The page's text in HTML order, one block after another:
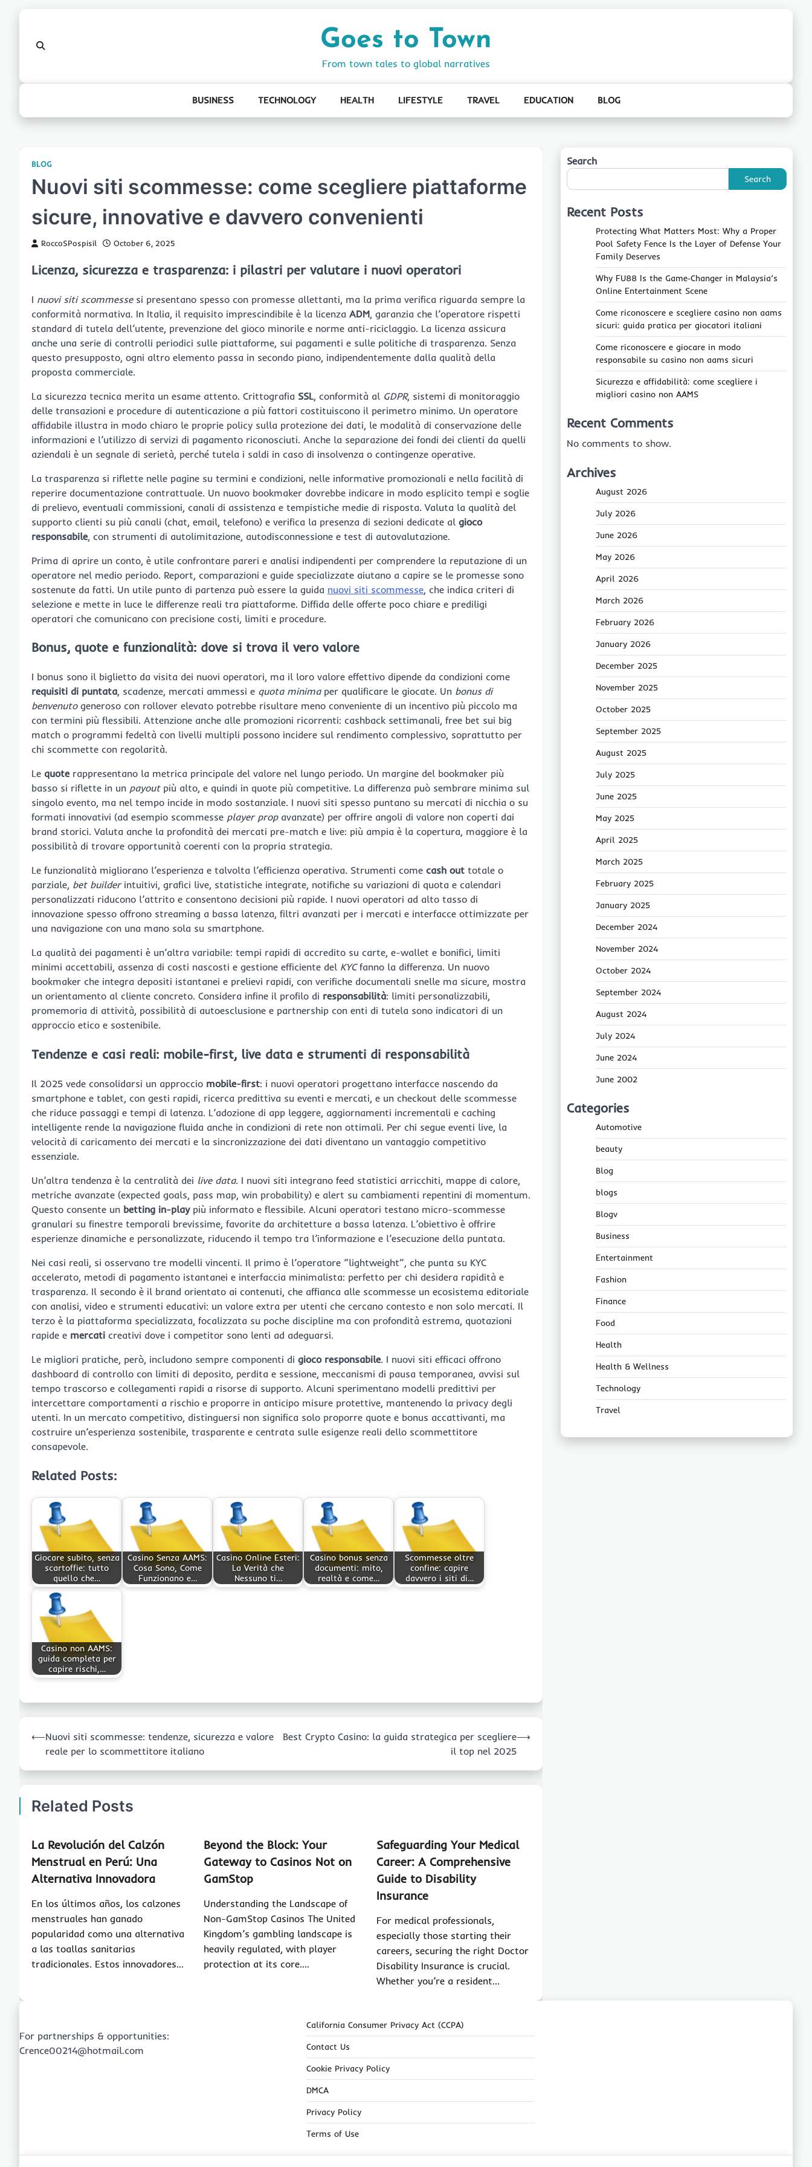
Goes to Town
From town tales to global narratives
BUSINESS TECHNOLOGY HEALTH LIFESTYLE TRAVEL EDUCATION BLOG
BLOG
Nuovi siti scommesse: come scegliere piattaforme
sicure, innovative e davvero convenienti
RoccoSPospisil October 6, 2025
Licenza, sicurezza e trasparenza: i pilastri per valutare i nuovi operatori
I nuovi siti scommessesi presentano spesso con promesse allettanti, ma la prima verifica riguarda sempre la
conformità normativa. In Italia, il requisito imprescindibile è la licenza ADM, garanzia che l’operatore rispetti
standard di tutela dell’utente, prevenzione del gioco minorile e norme anti-riciclaggio. La licenza assicura
anche una serie di controlli periodici sulle piattaforme, sui pagamenti e sulle politiche di trasparenza. Senza
questo presupposto, ogni altro elemento passa in secondo piano, indipendentemente dalla qualità della
proposta commerciale.
La sicurezza tecnica merita un esame attento. Crittografia SSL, conformità al GDPR, sistemi di monitoraggio
delle transazioni e procedure di autenticazione a più fattori costituiscono il perimetro minimo. Un operatore
affidabile illustra in modo chiaro le proprie policy sulla protezione dei dati, le modalità di conservazione delle
informazioni e l’utilizzo di servizi di pagamento riconosciuti. Anche la separazione dei fondi dei clienti da quelli
aziendali è un segnale di serietà, perché tutela i saldi in caso di insolvenza o contingenze operative.
La trasparenza si riflette nelle pagine su termini e condizioni, nelle informative promozionali e nella facilità di
reperire documentazione contrattuale. Un nuovo bookmaker dovrebbe indicare in modo esplicito tempi e soglie
di prelievo, eventuali commissioni, canali di assistenza e tempistiche medie di risposta. Valuta la qualità del
supporto clienti su più canali (chat, email, telefono) e verifica la presenza di sezioni dedicate al gioco
responsabile, con strumenti di autolimitazione, autodisconnessione e test di autovalutazione.
Prima di aprire un conto, è utile confrontare pareri e analisi indipendenti per comprendere la reputazione di un
operatore nel medio periodo. Report, comparazioni e guide specializzate aiutano a capire se le promesse sono
sostenute da fatti. Un utile punto di partenza può essere la guida nuovi siti scommesse, che indica criteri di
selezione e mette in luce le differenze reali tra piattaforme. Diffida delle offerte poco chiare e prediligi
operatori che comunicano con precisione costi, limiti e procedure.
Bonus, quote e funzionalità: dove si trova il vero valore
I bonus sono il biglietto da visita dei nuovi operatori, ma il loro valore effettivo dipende da condizioni come
requisiti di puntata, scadenze, mercati ammessi e quota minimaper qualificare le giocate. Un bonus di
benvenutogeneroso con rollover elevato potrebbe risultare meno conveniente di un incentivo più piccolo ma
con termini più flessibili. Attenzione anche alle promozioni ricorrenti: cashback settimanali, free bet sui big
match o programmi fedeltà con livelli multipli possono incidere sul rendimento complessivo, soprattutto per
chi scommette con regolarità.
Le quoterappresentano la metrica principale del valore nel lungo periodo. Un margine del bookmaker più
basso si riflette in un payoutpiù alto, e quindi in quote più competitive. La differenza può sembrare minima sul
singolo evento, ma nel tempo incide in modo sostanziale. I nuovi siti spesso puntano su mercati di nicchia o su
formati innovativi (ad esempio scommesse player propavanzate) per offrire angoli di valore non coperti dai
brand storici. Valuta anche la profondità dei mercati pre-match e live: più ampia è la copertura, maggiore è la
possibilità di trovare opportunità coerenti con la propria strategia.
Le funzionalità migliorano l’esperienza e talvolta l’efficienza operativa. Strumenti come cash out totale o
parziale, bet builderintuitivi, grafici live, statistiche integrate, notifiche su variazioni di quota e calendari
personalizzati riducono l’attrito e consentono decisioni più rapide. I nuovi operatori ad alto tasso di
innovazione spesso offrono streaming a bassa latenza, filtri avanzati per i mercati e interfacce ottimizzate per
una navigazione con una mano sola su smartphone.
La qualità dei pagamenti è un’altra variabile: tempi rapidi di accredito su carte, e-wallet e bonifici, limiti
minimi accettabili, assenza di costi nascosti e gestione efficiente del KYCfanno la differenza. Un nuovo
bookmaker che integra depositi istantanei e prelievi rapidi, con verifiche documentali snelle ma sicure, mostra
un orientamento al cliente concreto. Considera infine il profilo di responsabilità: limiti personalizzabili,
promemoria di attività, possibilità di autoesclusione e partnership con enti di tutela sono indicatori di un
approccio etico e sostenibile.
Tendenze e casi reali: mobile-first, live data e strumenti di responsabilità
Il 2025 vede consolidarsi un approccio mobile-first: i nuovi operatori progettano interfacce nascendo da
smartphone e tablet, con gesti rapidi, ricerca predittiva su eventi e mercati, e un checkout delle scommesse
che riduce passaggi e tempi di latenza. L’adozione di app leggere, aggiornamenti incrementali e caching
intelligente rende la navigazione fluida anche in condizioni di rete non ottimali. Per chi segue eventi live, la
velocità di caricamento dei mercati e la sincronizzazione dei dati diventano un vantaggio competitivo
essenziale.
Un’altra tendenza è la centralità dei live data. I nuovi siti integrano feed statistici arricchiti, mappe di calore,
metriche avanzate (expected goals, pass map, win probability) e alert su cambiamenti repentini di momentum.
Questo consente un betting in-playpiù informato e flessibile. Alcuni operatori testano micro-scommesse
granulari su finestre temporali brevissime, favorite da architetture a bassa latenza. L’obiettivo è offrire
esperienze dinamiche e personalizzate, riducendo il tempo tra l’informazione e l’esecuzione della puntata.
Nei casi reali, si osservano tre modelli vincenti. Il primo è l’operatore “lightweight”, che punta su KYC
accelerato, metodi di pagamento istantanei e interfaccia minimalista: perfetto per chi desidera rapidità e
trasparenza. Il secondo è il brand orientato ai contenuti, che affianca alle scommesse un ecosistema editoriale
con analisi, video e strumenti educativi: un valore extra per utenti che cercano contesto e non solo mercati. Il
terzo è la piattaforma specializzata, focalizzata su poche discipline ma con profondità estrema, quotazioni
rapide e mercati creativi dove i competitor sono lenti ad adeguarsi.
Le migliori pratiche, però, includono sempre componenti di gioco responsabile. I nuovi siti efficaci offrono
dashboard di controllo con limiti di deposito, perdita e sessione, meccanismi di pausa temporanea, avvisi sul
tempo trascorso e collegamenti rapidi a risorse di supporto. Alcuni sperimentano modelli predittivi per
intercettare comportamenti a rischio e proporre in anticipo misure protettive, mantenendo la privacy degli
utenti. In un mercato competitivo, distinguersi non significa solo proporre quote e bonus accattivanti, ma
costruire un’esperienza sostenibile, trasparente e centrata sulle esigenze reali dello scommettitore
consapevole.
Related Posts:
Giocare subito, senza
scartoffie: tutto
quello che…
Casino Senza AAMS:
Cosa Sono, Come
Funzionano e…
Casino Online Esteri:
La Verità che
Nessuno ti…
Casino bonus senza
documenti: mito,
realtà e come…
Scommesse oltre
confine: capire
davvero i siti di…
Casino non AAMS:
guida completa per
capire rischi,…
navigation
⟵Nuovi siti scommesse: tendenze, sicurezza e valore
reale per lo scommettitore italiano
Best Crypto Casino: la guida strategica per scegliere
il top nel 2025
⟶
Related Posts
La Revolución del Calzón
Menstrual en Perú: Una
Alternativa Innovadora
En los últimos años, los calzones
menstruales han ganado
popularidad como una alternativa
a las toallas sanitarias
tradicionales. Estos innovadores…
Beyond the Block: Your
Gateway to Casinos Not on
GamStop
Understanding the Landscape of
Non-GamStop Casinos The United
Kingdom’s gambling landscape is
heavily regulated, with player
protection at its core.…
Safeguarding Your Medical
Career: A Comprehensive
Guide to Disability
Insurance
For medical professionals,
especially those starting their
careers, securing the right Doctor
Disability Insurance is crucial.
Whether you’re a resident…
Search
Search
Recent Posts
Protecting What Matters Most: Why a Proper
Pool Safety Fence Is the Layer of Defense Your
Family Deserves
Why FU88 Is the Game‑Changer in Malaysia’s
Online Entertainment Scene
Come riconoscere e scegliere casino non aams
sicuri: guida pratica per giocatori italiani
Come riconoscere e giocare in modo
responsabile su casino non aams sicuri
Sicurezza e affidabilità: come scegliere i
migliori casino non AAMS
Recent Comments
No comments to show.
Archives
August 2026
July 2026
June 2026
May 2026
April 2026
March 2026
February 2026
January 2026
December 2025
November 2025
October 2025
September 2025
August 2025
July 2025
June 2025
May 2025
April 2025
March 2025
February 2025
January 2025
December 2024
November 2024
October 2024
September 2024
August 2024
July 2024
June 2024
June 2002
Categories
Automotive
beauty
Blog
blogs
Blogv
Business
Entertainment
Fashion
Finance
Food
Health
Health & Wellness
Technology
Travel
For partnerships & opportunities:
Crence00214@hotmail.com
California Consumer Privacy Act (CCPA)
Contact Us
Cookie Privacy Policy
DMCA
Privacy Policy
Terms of Use